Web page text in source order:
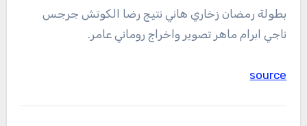
بطولة رمضان زخاري هاني نتيج رضا الكوتش جرجس
ناجي ابرام ماهر تصوير واخراج روماني عامر.
source